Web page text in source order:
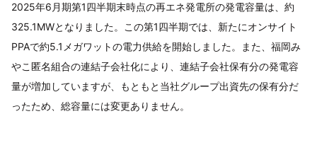
2025年6月期第1四半期末時点の再エネ発電所の発電容量は、約
325.1MWとなりました。この第1四半期では、新たにオンサイト
PPAで約5.1メガワットの電力供給を開始しました。また、福岡み
やこ匿名組合の連結子会社化により、連結子会社保有分の発電容
量が増加していますが、もともと当社グループ出資先の保有分だ
ったため、総容量には変更ありません。